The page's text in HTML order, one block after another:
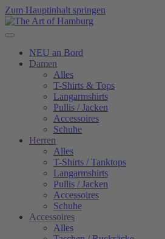
Zum Hauptinhalt springen
NEU an Bord
Damen
Alles
T-Shirts & Tops
Langarmshirts
Pullis / Jacken
Accessoires
Schuhe
Herren
Alles
T-Shirts / Tanktops
Langarmshirts
Pullis / Jacken
Accessoires
Schuhe
Accessoires
Alles